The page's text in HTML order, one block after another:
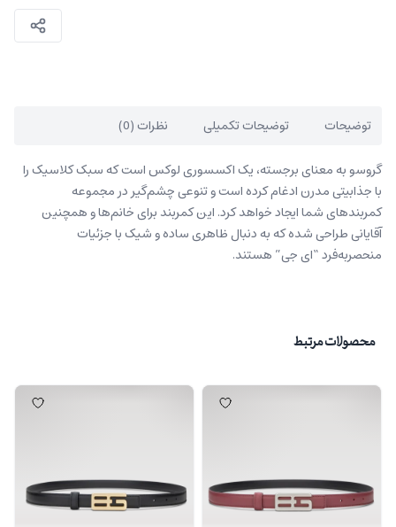
توضیحات توضیحات تکمیلی نظرات (0)
گروسو به معنای برجسته، یک اکسسوری لوکس است که سبک کلاسیک را
با جذابیتی مدرن ادغام کرده ‌است و تنوعی چشم‌گیر در مجموعه
کمربندهای شما ایجاد خواهد کرد. این کمربند برای خانم‌ها و همچنین
آقایانی طراحی شده که به دنبال ظاهری ساده و شیک با جزئیات
منحصربه‌فرد “ای جی” هستند.
محصولات مرتبط